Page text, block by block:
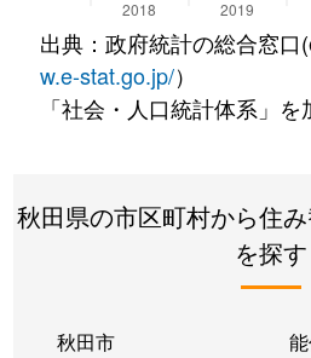
出典：政府統計の総合窓口
w.e-stat.go.jp/）
「社会・人口統計体系」
秋田県の市区町村から住
を探す
秋田市